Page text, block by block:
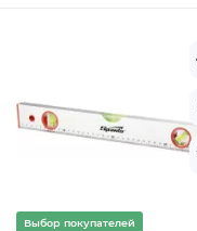
Выбор покупателей